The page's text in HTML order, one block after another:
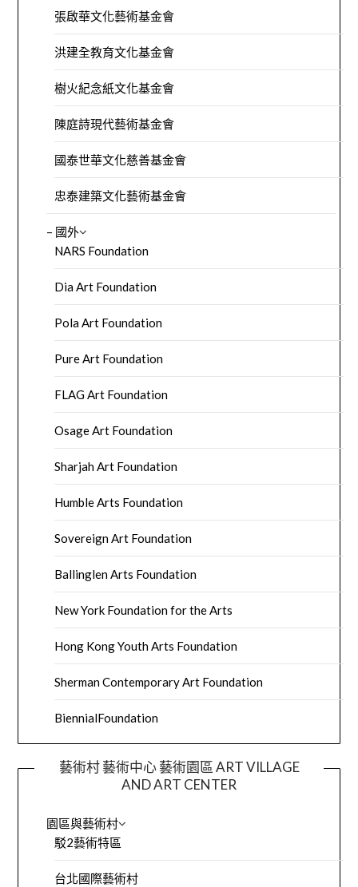
張啟華文化藝術基金會
洪建全教育文化基金會
樹火紀念紙文化基金會
陳庭詩現代藝術基金會
國泰世華文化慈善基金會
忠泰建築文化藝術基金會
– 國外
NARS Foundation
Dia Art Foundation
Pola Art Foundation
Pure Art Foundation
FLAG Art Foundation
Osage Art Foundation
Sharjah Art Foundation
Humble Arts Foundation
Sovereign Art Foundation
Ballinglen Arts Foundation
New York Foundation for the Arts
Hong Kong Youth Arts Foundation
Sherman Contemporary Art Foundation
BiennialFoundation
藝術村 藝術中心 藝術園區 ART VILLAGE
AND ART CENTER
園區與藝術村
駁2藝術特區
台北國際藝術村